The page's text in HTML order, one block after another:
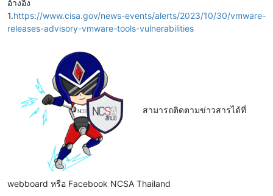
อ้างอิง
1.https://www.cisa.gov/news-events/alerts/2023/10/30/vmware-
releases-advisory-vmware-tools-vulnerabilities
สามารถติดตามข่าวสารได้ที่
webboard หรือ Facebook NCSA Thailand